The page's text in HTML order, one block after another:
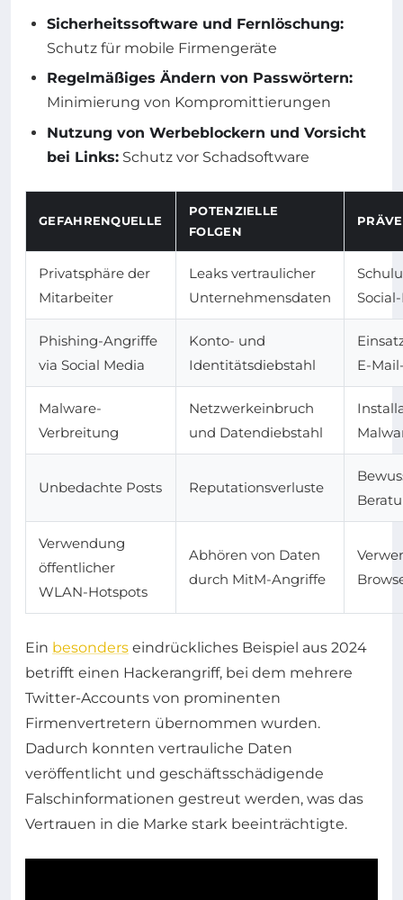
Sicherheitssoftware und Fernlöschung:
Schutz für mobile Firmengeräte
Regelmäßiges Ändern von Passwörtern:
Minimierung von Kompromittierungen
Nutzung von Werbeblockern und Vorsicht
bei Links: Schutz vor Schadsoftware
GEFAHRENQUELLE
POTENZIELLE
FOLGEN
Privatsphäre der
Mitarbeiter
Leaks vertraulicher
Unternehmensdaten
Phishing-Angriffe
via Social Media
Konto- und
Identitätsdiebstahl
E-
Malware-
Verbreitung
Netzwerkeinbruch
und Datendiebstahl
Unbedachte Posts Reputationsverluste
Verwendung
öffentlicher
WLAN-Hotspots
Abhören von Daten
durch MitM-Angriffe
Ein besonders eindrückliches Beispiel aus 2024
betrifft einen Hackerangriff, bei dem mehrere
Twitter-Accounts von prominenten
Firmenvertretern übernommen wurden.
Dadurch konnten vertrauliche Daten
veröffentlicht und geschäftsschädigende
Falschinformationen gestreut werden, was das
Vertrauen in die Marke stark beeinträchtigte.